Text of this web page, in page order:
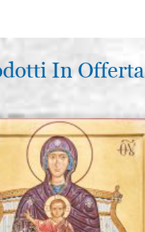
In Offerta